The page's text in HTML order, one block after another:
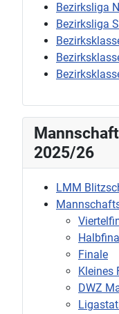
Bezirksliga
Bezirksliga
2025/26
LMM
Finale
Kleines
DWZ